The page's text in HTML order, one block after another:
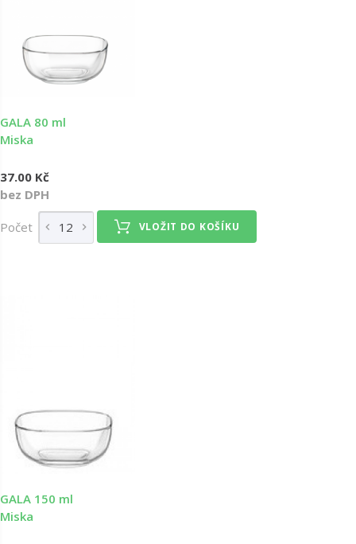
GALA 80 ml
Miska
37.00 Kč
bez DPH
Počet VLOŽIT DO KOŠÍKU
GALA 150 ml
Miska